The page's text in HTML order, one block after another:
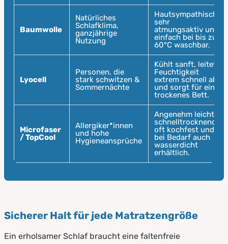
Baumwolle
Natürliches
Schlafklima,
ganzjährige
Nutzung
Hautsympathisch,
sehr
atmungsaktiv und
einfach bei bis zu
60°C waschbar.
Lyocell
Personen, die
stark schwitzen &
Sommernächte
Kühlt sanft, leitet
Feuchtigkeit
extrem schnell ab
und sorgt für ein
trockenes Bett.
Microfaser
/ TopCool
Allergiker*innen
und hohe
Hygieneansprüche
Angenehm leicht,
schnelltrocknend,
oft kochfest und
bei Bedarf auch
wasserdicht
erhältlich.
Sicherer Halt für jede Matratzengröße
Ein erholsamer Schlaf braucht eine faltenfreie